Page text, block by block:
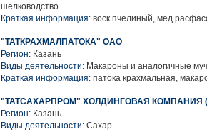
шелководство
Краткая информация: воск пчелиный, мед
"ТАТКРАХМАЛПАТОКА" ОАО
Регион: Казань
Виды деятельности: Макароны и аналогичные
Краткая информация: патока крахмальная,
"ТАТСАХАРПРОМ" ХОЛДИНГОВАЯ КОМПАНИЯ
Регион: Казань
Виды деятельности: Сахар